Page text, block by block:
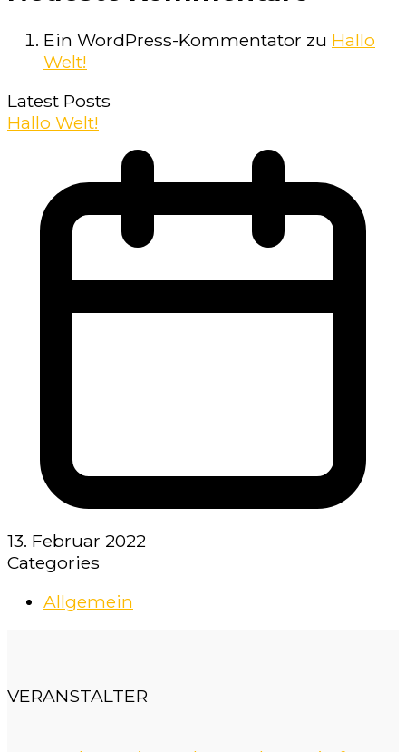
Ein WordPress-Kommentator zu Hallo
Welt!
Latest Posts
Hallo Welt!
13. Februar 2022
Categories
Allgemein
VERANSTALTER